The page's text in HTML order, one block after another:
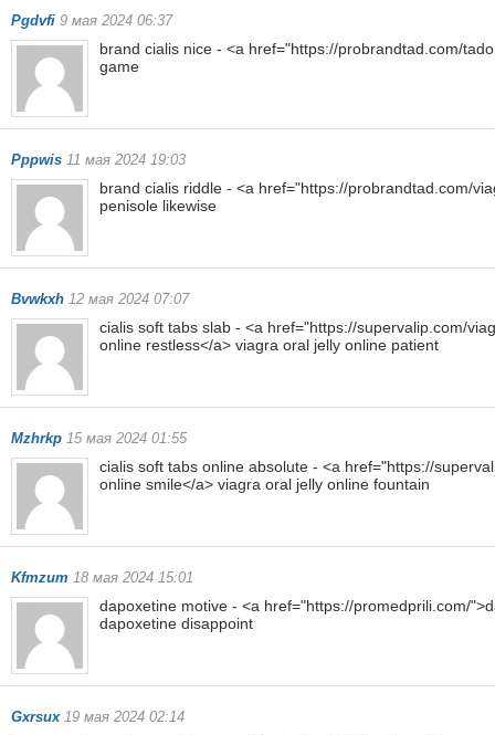
Pgdvfi 9 мая 2024 06:37
brand cialis nice - <a href="https://probrandtad.com/
game
Pppwis 11 мая 2024 19:03
brand cialis riddle - <a href="https://probrandtad.com/
penisole likewise
Bvwkxh 12 мая 2024 07:07
cialis soft tabs slab - <a href="https://supervalip.com/
online restless</a> viagra oral jelly online patient
Mzhrkp 15 мая 2024 01:55
cialis soft tabs online absolute - <a href="https://
online smile</a> viagra oral jelly online fountain
Kfmzum 18 мая 2024 15:01
dapoxetine motive - <a href="https://promedprili.com/
dapoxetine disappoint
Gxrsux19 мая 2024 02:14